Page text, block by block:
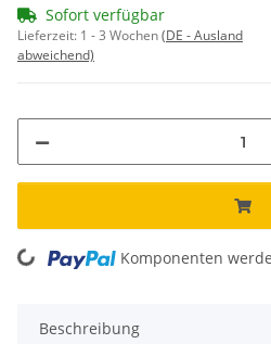
Sofort verfügbar
Lieferzeit: 1 - 3 Wochen(DE - Ausland
abweichend)
Komponenten
Beschreibung